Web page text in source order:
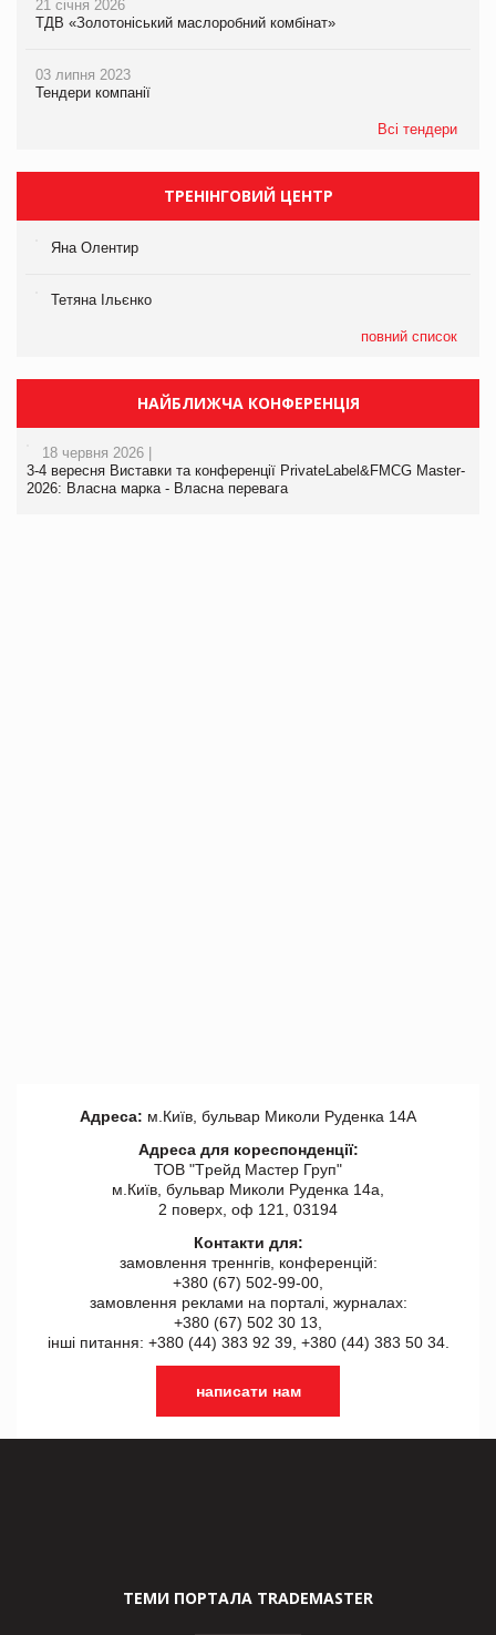
21 січня 2026
ТДВ «Золотоніський маслоробний комбінат»
03 липня 2023
Тендери компанії
Всі тендери
ТРЕНІНГОВИЙ ЦЕНТР
Яна Олентир
Тетяна Ільєнко
повний список
НАЙБЛИЖЧА КОНФЕРЕНЦІЯ
18 червня 2026 |
3-4 вересня Виставки та конференції PrivateLabel&FMCG Master-
2026: Власна марка - Власна перевага
Адреса: м.Київ, бульвар Миколи Руденка 14А
Адреса для кореспонденції:
ТОВ "Tрейд Мастер Груп"
м.Київ, бульвар Миколи Руденка 14а,
2 поверх, оф 121, 03194
Контакти для:
замовлення треннгів, конференцій:
+380 (67) 502-99-00,
замовлення реклами на порталі, журналах:
+380 (67) 502 30 13,
інші питання: +380 (44) 383 92 39, +380 (44) 383 50 34.
написати нам
ТЕМИ ПОРТАЛА TRADEMASTER